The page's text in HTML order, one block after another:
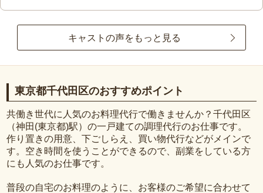
キャストの声をもっと見る
東京都千代田区のおすすめポイント
共働き世代に人気のお料理代行で働きませんか？千代田区
（神田(東京都)駅）の一戸建ての調理代行のお仕事です。
作り置きの用意、下ごしらえ、買い物代行などがメインで
す。空き時間を使うことができるので、副業をしている方
にも人気のお仕事です。
普段の自宅のお料理のように、お客様のご希望に合わせて